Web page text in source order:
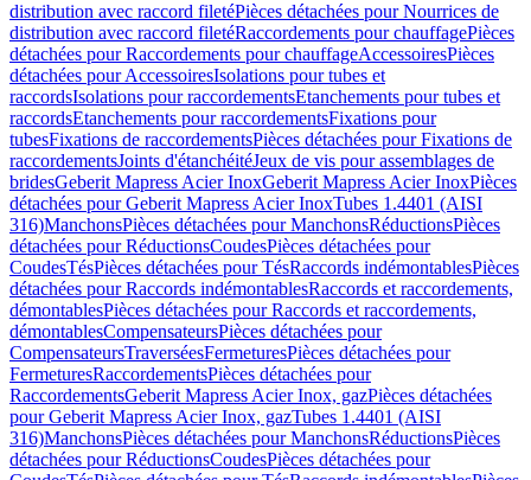
distribution avec raccord filetéPièces détachées pour Nourrices de
distribution avec raccord filetéRaccordements pour chauffagePièces
détachées pour Raccordements pour chauffageAccessoiresPièces
détachées pour AccessoiresIsolations pour tubes et
raccordsIsolations pour raccordementsEtanchements pour tubes et
raccordsEtanchements pour raccordementsFixations pour
tubesFixations de raccordementsPièces détachées pour Fixations de
raccordementsJoints d'étanchéitéJeux de vis pour assemblages de
bridesGeberit Mapress Acier InoxGeberit Mapress Acier InoxPièces
détachées pour Geberit Mapress Acier InoxTubes 1.4401 (AISI
316)ManchonsPièces détachées pour ManchonsRéductionsPièces
détachées pour RéductionsCoudesPièces détachées pour
CoudesTésPièces détachées pour TésRaccords indémontablesPièces
détachées pour Raccords indémontablesRaccords et raccordements,
démontablesPièces détachées pour Raccords et raccordements,
démontablesCompensateursPièces détachées pour
CompensateursTraverséesFermeturesPièces détachées pour
FermeturesRaccordementsPièces détachées pour
RaccordementsGeberit Mapress Acier Inox, gazPièces détachées
pour Geberit Mapress Acier Inox, gazTubes 1.4401 (AISI
316)ManchonsPièces détachées pour ManchonsRéductionsPièces
détachées pour RéductionsCoudesPièces détachées pour